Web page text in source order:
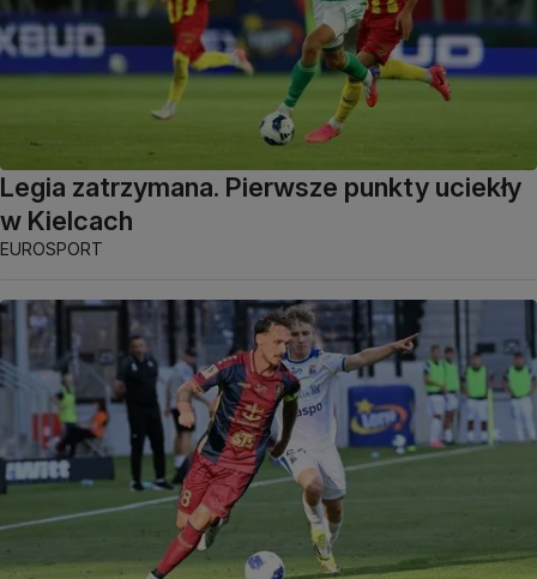
Legia zatrzymana. Pierwsze punkty uciekły
w Kielcach
EUROSPORT